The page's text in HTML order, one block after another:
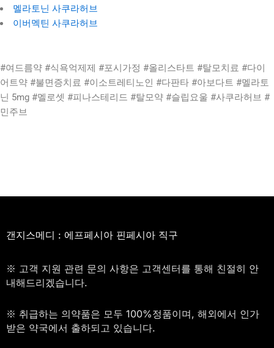
멜라토닌 사쿠라허브
이버멕틴 사쿠라허브
#여드름약 #식욕억제제 #포시가정 #올리스타트 #탈모치료 #다이
어트약 #불면증치료 #이소트레티노인 #다판타 #아보다트 #멜라토
닌 5mg #멜로셋 #피나스테리드 #탈모약 #슬립요울 #사쿠라허브 #
민주브
갠지스메디 : 에프페시아 핀페시아 직구
※ 고객 지원 관련 문의 사항은 고객센터를 통해 친절히 안
내해드리겠습니다.
※ 취급하는 의약품은 모두 100%정품이며, 해외에서 인가
받은 약국에서 출하되고 있습니다.